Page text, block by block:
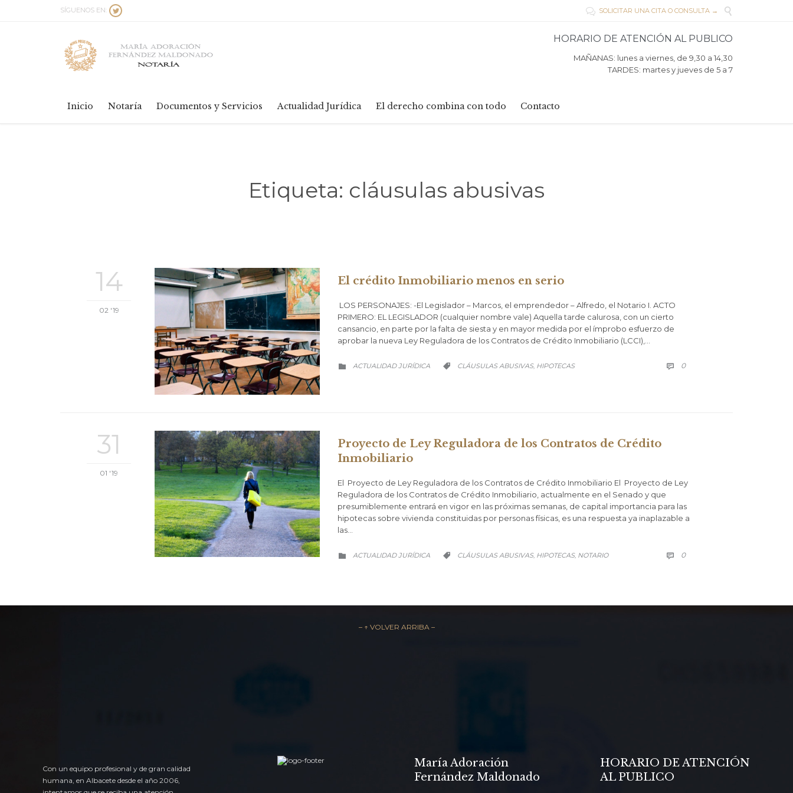
SÍGUENOS EN:   SOLICITAR UNA CITA O CONSULTA → 
HORARIO DE ATENCIÓN AL PUBLICO
MAÑANAS: lunes a viernes, de 9,30 a 14,30
TARDES: martes y jueves de 5 a 7
to
Inicio Notaría Documentos y Servicios Actualidad Jurídica El derecho combina con todo Contacto
Etiqueta: cláusulas abusivas
14
02 '19
El crédito Inmobiliario menos en serio
LOS PERSONAJES: -El Legislador – Marcos, el emprendedor – Alfredo, el Notario I. ACTO
PRIMERO: EL LEGISLADOR (cualquier nombre vale) Aquella tarde calurosa, con un cierto
cansancio, en parte por la falta de siesta y en mayor medida por el ímprobo esfuerzo de
aprobar la nueva Ley Reguladora de los Contratos de Crédito Inmobiliario (LCCI),…
 CATEGORÍA
ACTUALIDAD JURÍDICA  CATEGORÍA
CLÁUSULAS ABUSIVAS, HIPOTECAS  0COMMENTS
31
01 '19
Proyecto de Ley Reguladora de los Contratos de Crédito
Inmobiliario
El Proyecto de Ley Reguladora de los Contratos de Crédito Inmobiliario El Proyecto de Ley
Reguladora de los Contratos de Crédito Inmobiliario, actualmente en el Senado y que
presumiblemente entrará en vigor en las próximas semanas, de capital importancia para las
hipotecas sobre vivienda constituidas por personas físicas, es una respuesta ya inaplazable a
las…
 CATEGORÍA
ACTUALIDAD JURÍDICA  CATEGORÍA
CLÁUSULAS ABUSIVAS, HIPOTECAS, NOTARIO  0COMMENTS
– ↑ VOLVER ARRIBA –
Con un equipo profesional y de gran calidad
humana, en Albacete desde el año 2006,
María Adoración
Fernández Maldonado
HORARIO DE ATENCIÓN
AL PUBLICO